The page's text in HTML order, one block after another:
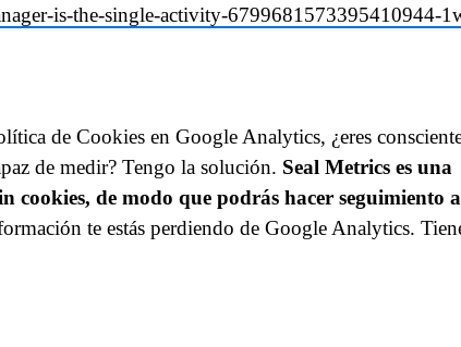
is-the-single-activity-6799681573395410944-
de Cookies en Google Analytics, ¿eres
de medir? Tengo la solución. Seal Metrics es una
de modo que podrás hacer seguimiento
te estás perdiendo de Google Analytics.